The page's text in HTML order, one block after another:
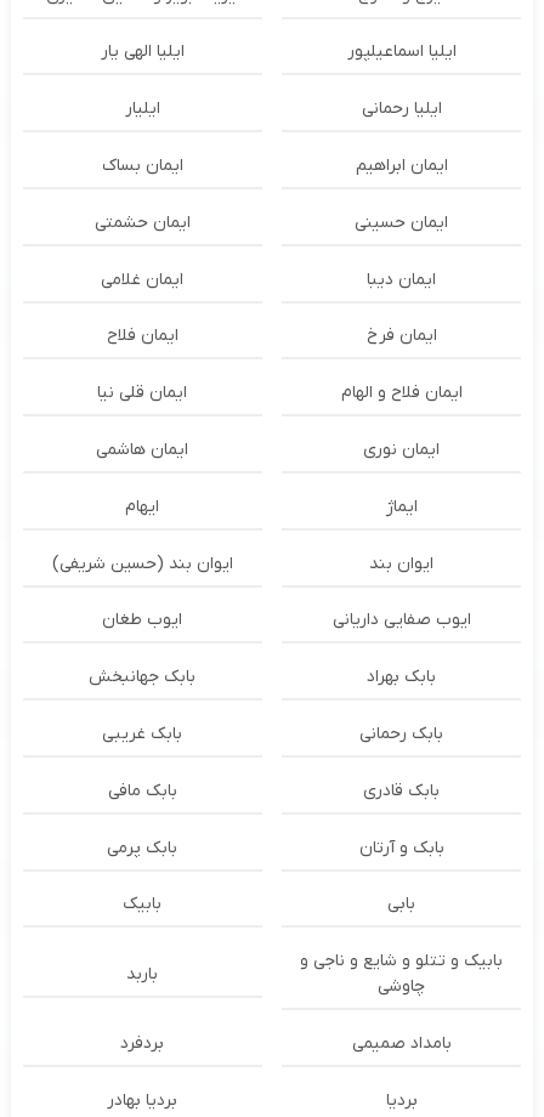
ایلیا اسماعیلپور ایلیا الهی یار
ایلیا رحمانی ایلیار
ایمان ابراهیم ایمان بساک
ایمان حسینی ایمان حشمتی
ایمان دیبا ایمان غلامی
ایمان فرخ ایمان فلاح
ایمان فلاح و الهام ایمان قلی نیا
ایمان نوری ایمان هاشمی
ایماژ ایهام
ایوان بند ایوان بند (حسین شریفی)
ایوب صفایی داریانی ایوب طغان
بابک بهراد بابک جهانبخش
بابک رحمانی بابک غریبی
بابک قادری بابک مافی
بابک و آرتان بابک پرمی
بابی بابیک
بابیک و تتلو و شایع و ناجی و
چاوشی
باربد
بامداد صمیمی بردفرد
بردیا بردیا بهادر